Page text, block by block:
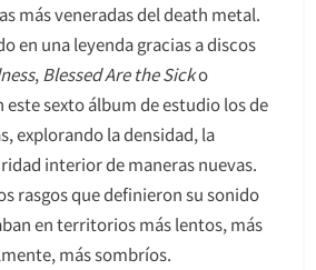
más veneradas del death metal.
en una leyenda gracias a discos
, Blessed Are the Sicko
este sexto álbum de estudio los de
explorando la densidad, la
interior de maneras nuevas.
rasgos que definieron su sonido
en territorios más lentos, más
más sombríos.